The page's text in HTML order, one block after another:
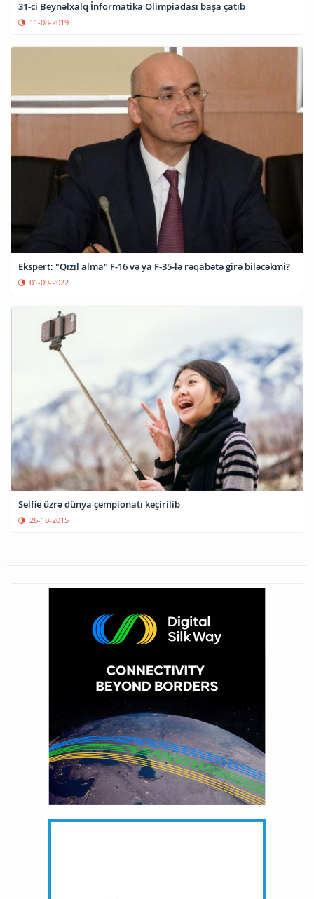
31-ci Beynəlxalq İnformatika Olimpiadası başa çatıb
11-08-2019
Ekspert: "Qızıl alma" F-16 və ya F-35-lə rəqabətə girə biləcəkmi?
01-09-2022
Selfie üzrə dünya çempionatı keçirilib
26-10-2015